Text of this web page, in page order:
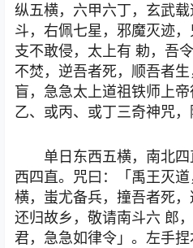
纵五横，六甲六丁，玄武
斗，右佩七星，邪魔灭迹，
支不敢侵，太上有 勅，吾
不焚，逆吾者死，顺吾者
盲，急急太上道祖铁师上
乙、或丙、或丁三奇神咒，
单日东西五横，南北
西四直。咒曰：「禹王灭
横，蚩尤备兵，撞吾者死，
还归故乡，敬请南斗六 郎
君，急急如律令」。左手